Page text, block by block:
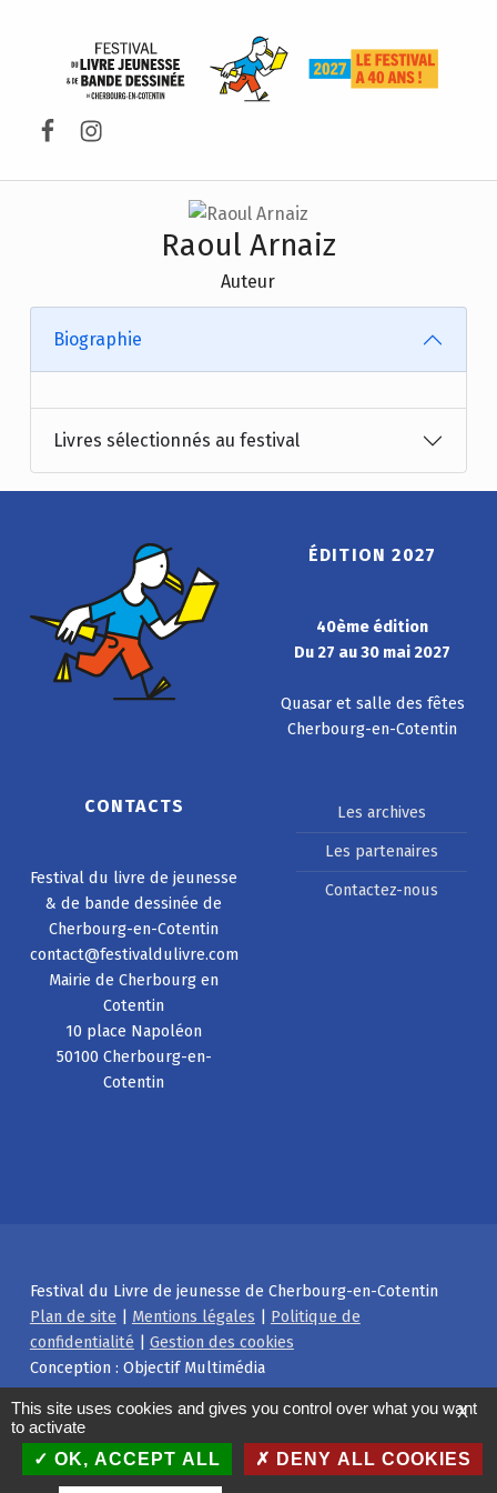
Facebook
Instagram
Raoul Arnaiz
Auteur
Biographie
Livres sélectionnés au festival
ÉDITION 2027
40ème édition
Du 27 au 30 mai 2027
Quasar et salle des fêtes
Cherbourg-en-Cotentin
CONTACTS
Festival du livre de jeunesse
& de bande dessinée de
Cherbourg-en-Cotentin
contact@festivaldulivre.com
Mairie de Cherbourg en
Cotentin
10 place Napoléon
50100 Cherbourg-en-
Cotentin
Les archives
Les partenaires
Contactez-nous
Festival du Livre de jeunesse de Cherbourg-en-Cotentin
Plan de site | Mentions légales | Politique de
confidentialité | Gestion des cookies
Conception : Objectif Multimédia
Facebook
Instagram
Back to top ↑ X
This site uses cookies and gives you control over what you want
to activate
OK, ACCEPT ALL
DENY ALL COOKIES